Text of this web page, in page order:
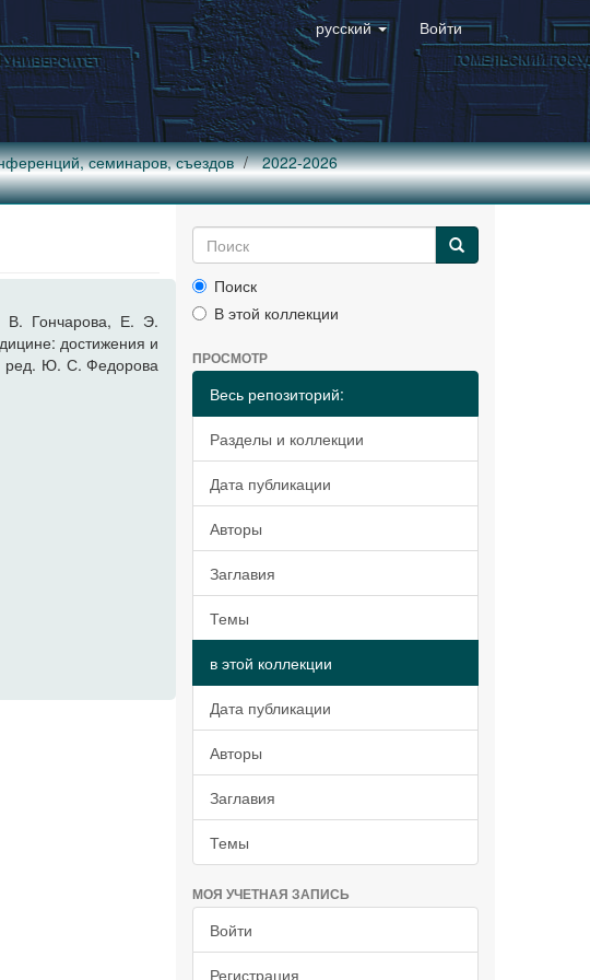
русский Войти
семинаров, съездов
2022-2026
В. Гончарова, Е. Э.
достижения и
ред. Ю. С. Федорова
Поиск
В этой коллекции
ПРОСМОТР
Весь репозиторий:
Разделы и коллекции
Дата публикации
Авторы
Заглавия
Темы
в этой коллекции
Дата публикации
Авторы
Заглавия
Темы
МОЯ УЧЕТНАЯ ЗАПИСЬ
Войти
Регистрация